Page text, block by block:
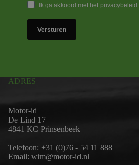
Ik ga akkoord met het privacybeleid.
Versturen
ADRES
Motor-id
De Lind 17
4841 KC Prinsenbeek
Telefoon: +31 (0)76 - 54 11 888
Email: wim@motor-id.nl